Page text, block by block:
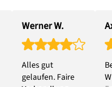
Werner W.
Alles gut
gelaufen. Faire